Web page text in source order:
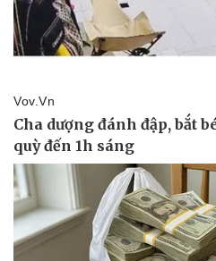
Thể thao
Bóng đá
Lịch thi đấu bóng đá
eSports